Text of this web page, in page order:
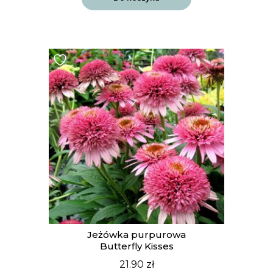
Jeżówka purpurowa
Butterfly Kisses
21.90 zł